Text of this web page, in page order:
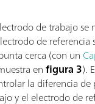
de trabajo se
de referencia
cerca (con un
enfigura 3).
la diferencia
y el electrodo de